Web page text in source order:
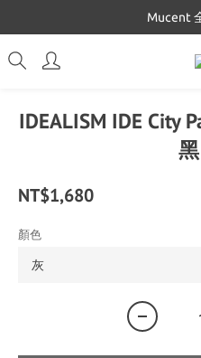
Dickies 最
Mucent
Dickies 最
IDEALISM IDE City
NT$1,680
顏色